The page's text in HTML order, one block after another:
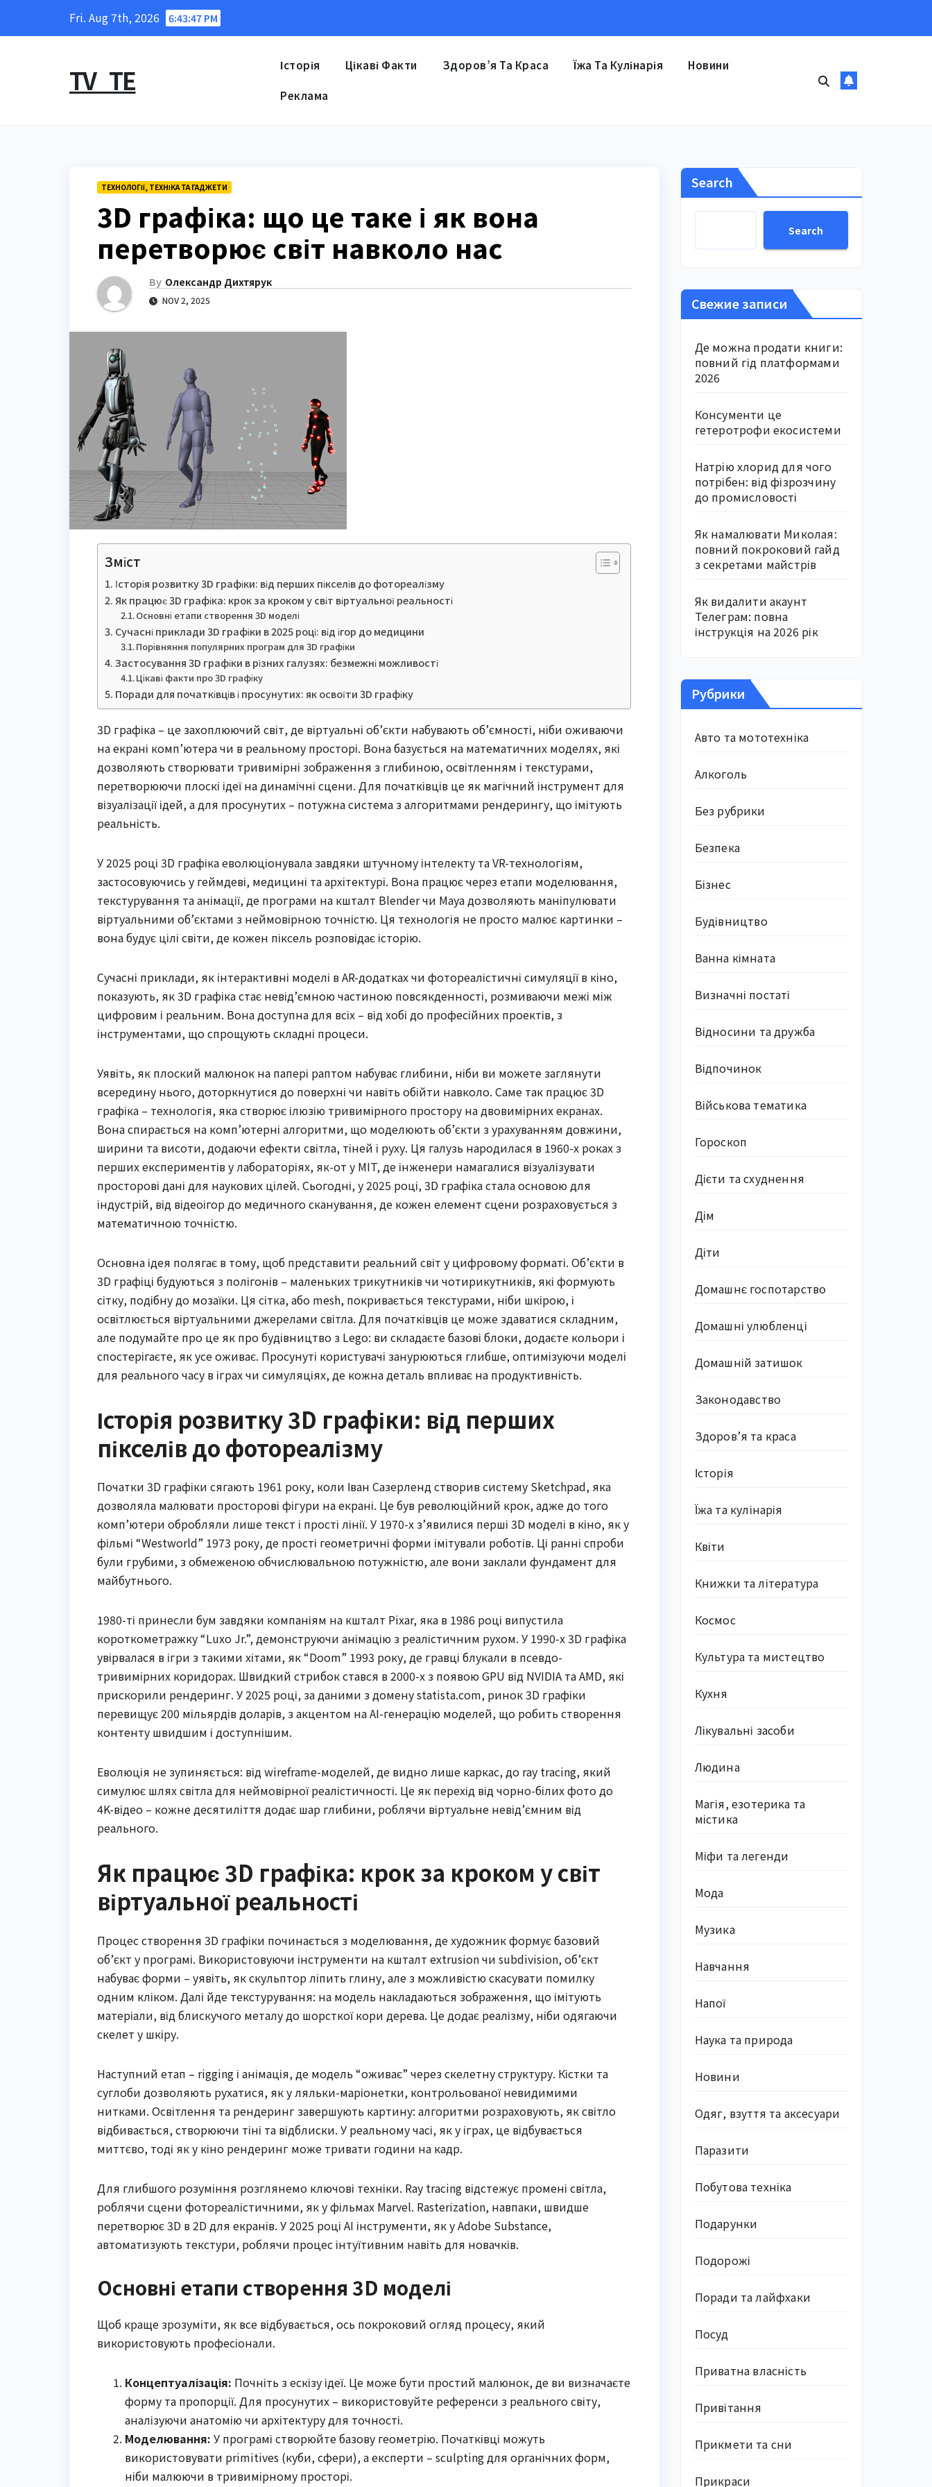
Fri. Aug 7th, 2026 6:43:48 PM
TV_TE Історія Цікаві Факти Здоров’я Та Краса Їжа Та Кулінарія Новини
Реклама
ТЕХНОЛОГІЇ, ТЕХНІКА ТА ГАДЖЕТИ
3D графіка: що це таке і як вона
перетворює світ навколо нас
By Олександр Дихтярук
NOV 2, 2025
Зміст
Історія розвитку 3D графіки: від перших пікселів до фотореалізму
Як працює 3D графіка: крок за кроком у світ віртуальної реальності
Основні етапи створення 3D моделі
Сучасні приклади 3D графіки в 2025 році: від ігор до медицини
Порівняння популярних програм для 3D графіки
Застосування 3D графіки в різних галузях: безмежні можливості
Цікаві факти про 3D графіку
Поради для початківців і просунутих: як освоїти 3D графіку
3D графіка – це захоплюючий світ, де віртуальні об’єкти набувають об’ємності, ніби оживаючи
на екрані комп’ютера чи в реальному просторі. Вона базується на математичних моделях, які
дозволяють створювати тривимірні зображення з глибиною, освітленням і текстурами,
перетворюючи плоскі ідеї на динамічні сцени. Для початківців це як магічний інструмент для
візуалізації ідей, а для просунутих – потужна система з алгоритмами рендерингу, що імітують
реальність.
У 2025 році 3D графіка еволюціонувала завдяки штучному інтелекту та VR-технологіям,
застосовуючись у геймдеві, медицині та архітектурі. Вона працює через етапи моделювання,
текстурування та анімації, де програми на кшталт Blender чи Maya дозволяють маніпулювати
віртуальними об’єктами з неймовірною точністю. Ця технологія не просто малює картинки –
вона будує цілі світи, де кожен піксель розповідає історію.
Сучасні приклади, як інтерактивні моделі в AR-додатках чи фотореалістичні симуляції в кіно,
показують, як 3D графіка стає невід’ємною частиною повсякденності, розмиваючи межі між
цифровим і реальним. Вона доступна для всіх – від хобі до професійних проектів, з
інструментами, що спрощують складні процеси.
Уявіть, як плоский малюнок на папері раптом набуває глибини, ніби ви можете заглянути
всередину нього, доторкнутися до поверхні чи навіть обійти навколо. Саме так працює 3D
графіка – технологія, яка створює ілюзію тривимірного простору на двовимірних екранах.
Вона спирається на комп’ютерні алгоритми, що моделюють об’єкти з урахуванням довжини,
ширини та висоти, додаючи ефекти світла, тіней і руху. Ця галузь народилася в 1960-х роках з
перших експериментів у лабораторіях, як-от у MIT, де інженери намагалися візуалізувати
просторові дані для наукових цілей. Сьогодні, у 2025 році, 3D графіка стала основою для
індустрій, від відеоігор до медичного сканування, де кожен елемент сцени розраховується з
математичною точністю.
Основна ідея полягає в тому, щоб представити реальний світ у цифровому форматі. Об’єкти в
3D графіці будуються з полігонів – маленьких трикутників чи чотирикутників, які формують
сітку, подібну до мозаїки. Ця сітка, або mesh, покривається текстурами, ніби шкірою, і
освітлюється віртуальними джерелами світла. Для початківців це може здаватися складним,
але подумайте про це як про будівництво з Lego: ви складаєте базові блоки, додаєте кольори і
спостерігаєте, як усе оживає. Просунуті користувачі занурюються глибше, оптимізуючи моделі
для реального часу в іграх чи симуляціях, де кожна деталь впливає на продуктивність.
Історія розвитку 3D графіки: від перших
пікселів до фотореалізму
Початки 3D графіки сягають 1961 року, коли Іван Сазерленд створив систему Sketchpad, яка
дозволяла малювати просторові фігури на екрані. Це був революційний крок, адже до того
комп’ютери обробляли лише текст і прості лінії. У 1970-х з’явилися перші 3D моделі в кіно, як у
фільмі “Westworld” 1973 року, де прості геометричні форми імітували роботів. Ці ранні спроби
були грубими, з обмеженою обчислювальною потужністю, але вони заклали фундамент для
майбутнього.
1980-ті принесли бум завдяки компаніям на кшталт Pixar, яка в 1986 році випустила
короткометражку “Luxo Jr.”, демонструючи анімацію з реалістичним рухом. У 1990-х 3D графіка
увірвалася в ігри з такими хітами, як “Doom” 1993 року, де гравці блукали в псевдо-
тривимірних коридорах. Швидкий стрибок стався в 2000-х з появою GPU від NVIDIA та AMD, які
прискорили рендеринг. У 2025 році, за даними з домену statista.com, ринок 3D графіки
перевищує 200 мільярдів доларів, з акцентом на AI-генерацію моделей, що робить створення
контенту швидшим і доступнішим.
Еволюція не зупиняється: від wireframe-моделей, де видно лише каркас, до ray tracing, який
симулює шлях світла для неймовірної реалістичності. Це як перехід від чорно-білих фото до
4K-відео – кожне десятиліття додає шар глибини, роблячи віртуальне невід’ємним від
реального.
Як працює 3D графіка: крок за кроком у світ
віртуальної реальності
Процес створення 3D графіки починається з моделювання, де художник формує базовий
об’єкт у програмі. Використовуючи інструменти на кшталт extrusion чи subdivision, об’єкт
набуває форми – уявіть, як скульптор ліпить глину, але з можливістю скасувати помилку
одним кліком. Далі йде текстурування: на модель накладаються зображення, що імітують
матеріали, від блискучого металу до шорсткої кори дерева. Це додає реалізму, ніби одягаючи
скелет у шкіру.
Наступний етап – rigging і анімація, де модель “оживає” через скелетну структуру. Кістки та
суглоби дозволяють рухатися, як у ляльки-маріонетки, контрольованої невидимими
нитками. Освітлення та рендеринг завершують картину: алгоритми розраховують, як світло
відбивається, створюючи тіні та відблиски. У реальному часі, як у іграх, це відбувається
миттєво, тоді як у кіно рендеринг може тривати години на кадр.
Для глибшого розуміння розглянемо ключові техніки. Ray tracing відстежує промені світла,
роблячи сцени фотореалістичними, як у фільмах Marvel. Rasterization, навпаки, швидше
перетворює 3D в 2D для екранів. У 2025 році AI інструменти, як у Adobe Substance,
автоматизують текстури, роблячи процес інтуїтивним навіть для новачків.
Основні етапи створення 3D моделі
Щоб краще зрозуміти, як все відбувається, ось покроковий огляд процесу, який
використовують професіонали.
Концептуалізація: Почніть з ескізу ідеї. Це може бути простий малюнок, де ви визначаєте
форму та пропорції. Для просунутих – використовуйте референси з реального світу,
аналізуючи анатомію чи архітектуру для точності.
Моделювання: У програмі створюйте базову геометрію. Початківці можуть
використовувати primitives (куби, сфери), а експерти – sculpting для органічних форм,
ніби малюючи в тривимірному просторі.
Search
Search
Свежие записи
Де можна продати книги:
повний гід платформами
2026
Консументи це
гетеротрофи екосистеми
Натрію хлорид для чого
потрібен: від фізрозчину
до промисловості
Як намалювати Миколая:
повний покроковий гайд
з секретами майстрів
Як видалити акаунт
Телеграм: повна
інструкція на 2026 рік
Рубрики
Авто та мототехніка
Алкоголь
Без рубрики
Безпека
Бізнес
Будівництво
Ванна кімната
Визначні постаті
Відносини та дружба
Відпочинок
Військова тематика
Гороскоп
Дієти та схуднення
Дім
Діти
Домашнє госпотарство
Домашні улюбленці
Домашній затишок
Законодавство
Здоров’я та краса
Історія
Їжа та кулінарія
Квіти
Книжки та література
Космос
Культура та мистецтво
Кухня
Лікувальні засоби
Людина
Магія, езотерика та
містика
Міфи та легенди
Мода
Музика
Навчання
Напої
Наука та природа
Новини
Одяг, взуття та аксесуари
Паразити
Побутова техніка
Подарунки
Подорожі
Поради та лайфхаки
Посуд
Приватна власність
Привітання
Прикмети та сни
Прикраси